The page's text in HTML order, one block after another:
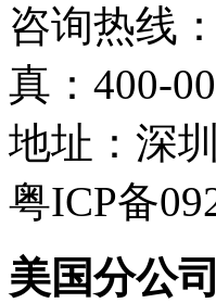
咨询热线
真：400-
地址：深
粤ICP备
美国分公司